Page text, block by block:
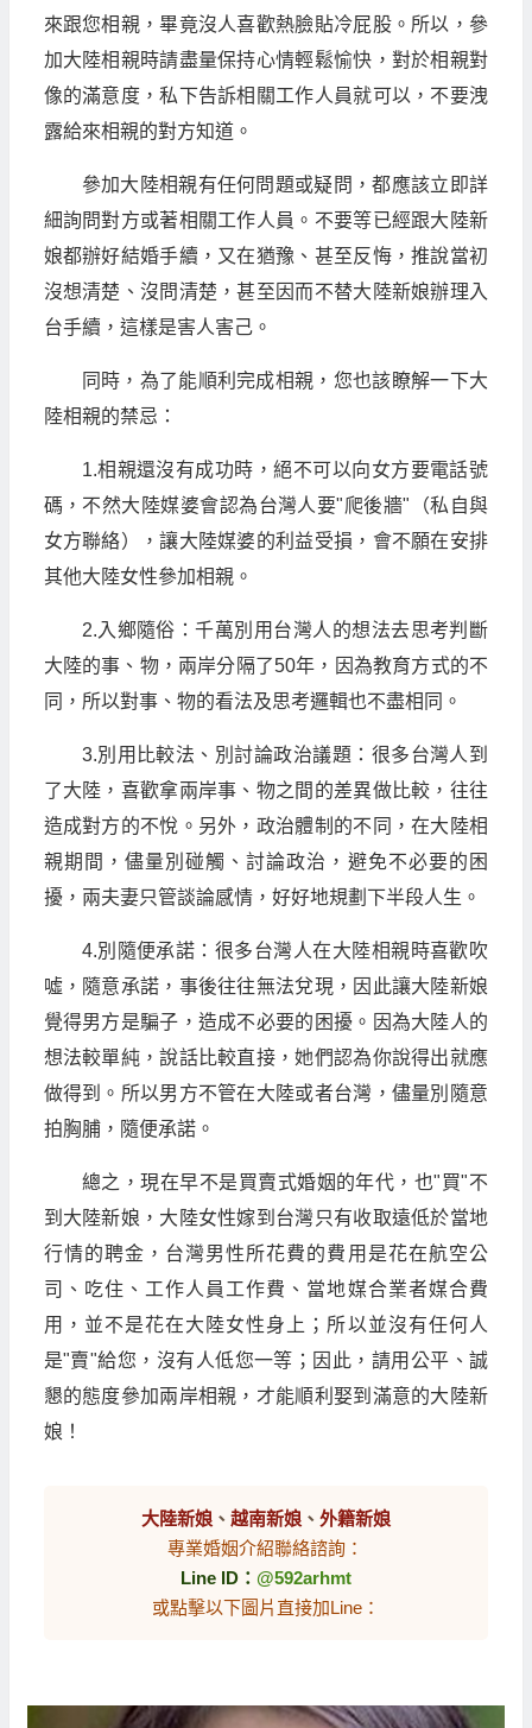
來跟您相親，畢竟沒人喜歡熱臉貼冷屁股。所以，參
加大陸相親時請盡量保持心情輕鬆愉快，對於相親對
像的滿意度，私下告訴相關工作人員就可以，不要洩
露給來相親的對方知道。
參加大陸相親有任何問題或疑問，都應該立即詳
細詢問對方或著相關工作人員。不要等已經跟大陸新
娘都辦好結婚手續，又在猶豫、甚至反悔，推說當初
沒想清楚、沒問清楚，甚至因而不替大陸新娘辦理入
台手續，這樣是害人害己。
同時，為了能順利完成相親，您也該瞭解一下大
陸相親的禁忌：
1.相親還沒有成功時，絕不可以向女方要電話號
碼，不然大陸媒婆會認為台灣人要"爬後牆"（私自與
女方聯絡），讓大陸媒婆的利益受損，會不願在安排
其他大陸女性參加相親。
2.入鄉隨俗：千萬別用台灣人的想法去思考判斷
大陸的事、物，兩岸分隔了50年，因為教育方式的不
同，所以對事、物的看法及思考邏輯也不盡相同。
3.別用比較法、別討論政治議題：很多台灣人到
了大陸，喜歡拿兩岸事、物之間的差異做比較，往往
造成對方的不悅。另外，政治體制的不同，在大陸相
親期間，儘量別碰觸、討論政治，避免不必要的困
擾，兩夫妻只管談論感情，好好地規劃下半段人生。
4.別隨便承諾：很多台灣人在大陸相親時喜歡吹
噓，隨意承諾，事後往往無法兌現，因此讓大陸新娘
覺得男方是騙子，造成不必要的困擾。因為大陸人的
想法較單純，說話比較直接，她們認為你說得出就應
做得到。所以男方不管在大陸或者台灣，儘量別隨意
拍胸脯，隨便承諾。
總之，現在早不是買賣式婚姻的年代，也"買"不
到大陸新娘，大陸女性嫁到台灣只有收取遠低於當地
行情的聘金，台灣男性所花費的費用是花在航空公
司、吃住、工作人員工作費、當地媒合業者媒合費
用，並不是花在大陸女性身上；所以並沒有任何人
是"賣"給您，沒有人低您一等；因此，請用公平、誠
懇的態度參加兩岸相親，才能順利娶到滿意的大陸新
娘！
大陸新娘、 越南新娘、 外籍新娘
專業婚姻介紹聯絡諮詢：
Line ID： @592arhmt
或點擊以下圖片直接加Line：